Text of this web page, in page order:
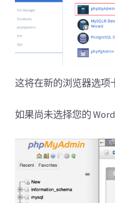
这将在新的浏览器选项
如果尚未选择您的